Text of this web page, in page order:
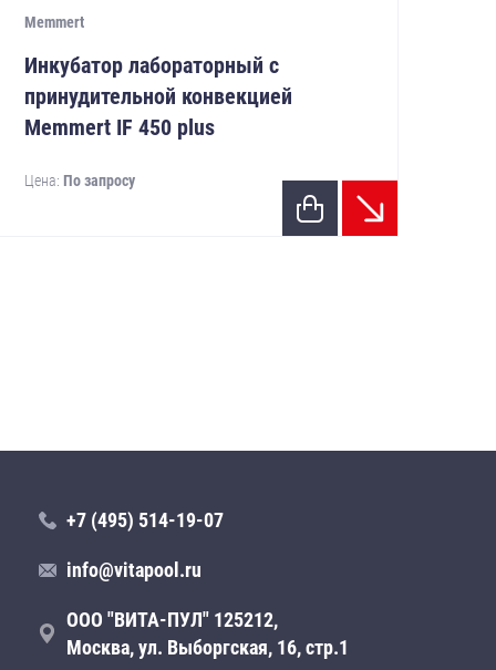
Memmert
Инкубатор лабораторный с
принудительной конвекцией
Memmert IF 450 plus
Цена: По запросу
+7 (495) 514-19-07
info@vitapool.ru
ООО "ВИТА-ПУЛ" 125212,
Москва, ул. Выборгская, 16, стр.1